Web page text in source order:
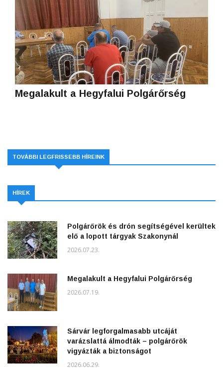
Megalakult a Hegyfalui Polgárőrség
TOVÁBBI LEGFRISSEBB HÍREINK
HÍREK
Polgárőrök és drón segítségével kerültek
elő a lopott tárgyak Szakonynál
2026.07.23.
Megalakult a Hegyfalui Polgárőrség
2026.07.19.
Sárvár legforgalmasabb utcáját
varázslattá álmodták – polgárőrök
vigyázták a biztonságot
2026.06.29.